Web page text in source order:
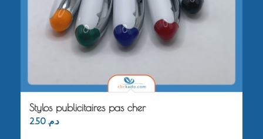
Stylos publicitaires pas cher
د.م. 2.50